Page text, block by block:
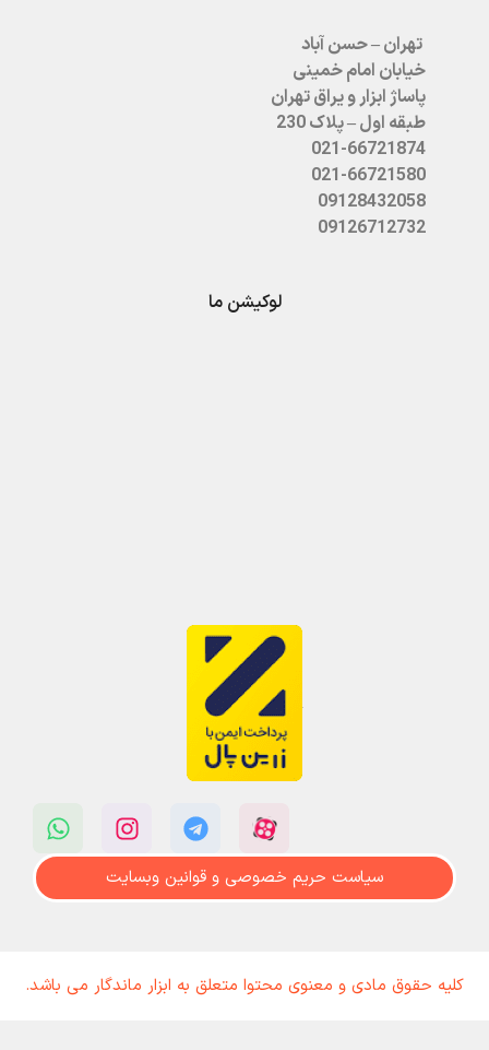
تهران – حسن آباد
خیابان امام خمینی
پاساژ ابزار و یراق تهران
طبقه اول – پلاک 230
021-66721874
021-66721580
09128432058
09126712732
لوکیشن ما
سیاست حریم خصوصی و قوانین وبسایت
کلیه حقوق مادی و معنوی محتوا متعلق به ابزار ماندگار می باشد.